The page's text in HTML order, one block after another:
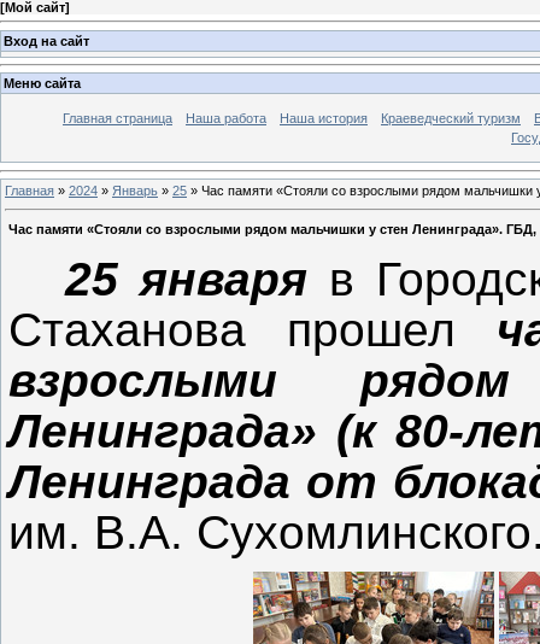
[Мой сайт]
Вход на сайт
Меню сайта
Главная страница Наша работа Наша история Краеведческий туризм
Главная » 2024 » Январь » 25 » Час памяти «Стояли со взрослыми рядом мальчишки
Час памяти «Стояли со взрослыми рядом мальчишки у стен Ленинграда».
25 января в
Стаханова прошел
взрослыми
Ленинграда» (к 80-
Ленинграда от
им. В.А.